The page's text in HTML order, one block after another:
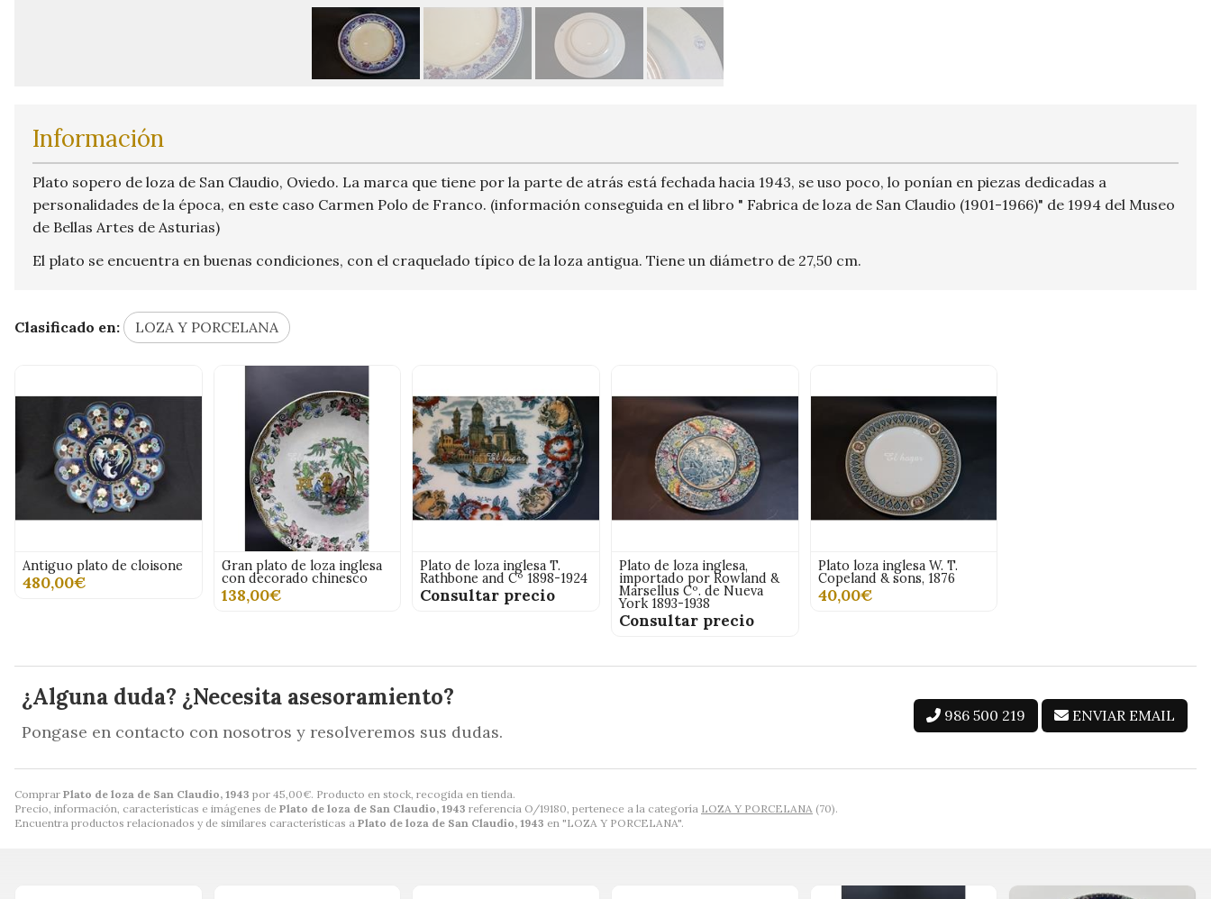
Comprar Plato de loza de San Claudio, 1943 por 45,00€. Producto en stock, recogida en tienda.
Precio, información, características e imágenes de Plato de loza de San Claudio, 1943 referencia O/19180, pertenece a la categoría LOZA Y PORCELANA (70).
Encuentra productos relacionados y de similares características a Plato de loza de San Claudio, 1943 en "LOZA Y PORCELANA".
Información
Plato sopero de loza de San Claudio, Oviedo. La marca que tiene por la parte de atrás está fechada hacia 1943, se uso poco, lo ponían en piezas dedicadas a
personalidades de la época, en este caso Carmen Polo de Franco. (información conseguida en el libro " Fabrica de loza de San Claudio (1901-1966)" de 1994 del Museo
de Bellas Artes de Asturias)
El plato se encuentra en buenas condiciones, con el craquelado típico de la loza antigua. Tiene un diámetro de 27,50 cm.
Clasificado en: LOZA Y PORCELANA
Antiguo plato de cloisone
480,00€
Gran plato de loza inglesa
con decorado chinesco
138,00€
Plato de loza inglesa T.
Rathbone and Cº 1898-1924
Consultar precio
Plato de loza inglesa,
importado por Rowland &
Marsellus Cº. de Nueva
York 1893-1938
Consultar precio
Plato loza inglesa W. T.
Copeland & sons, 1876
40,00€
¿Alguna duda? ¿Necesita asesoramiento?
Pongase en contacto con nosotros y resolveremos sus dudas.
986 500 219 ENVIAR EMAIL